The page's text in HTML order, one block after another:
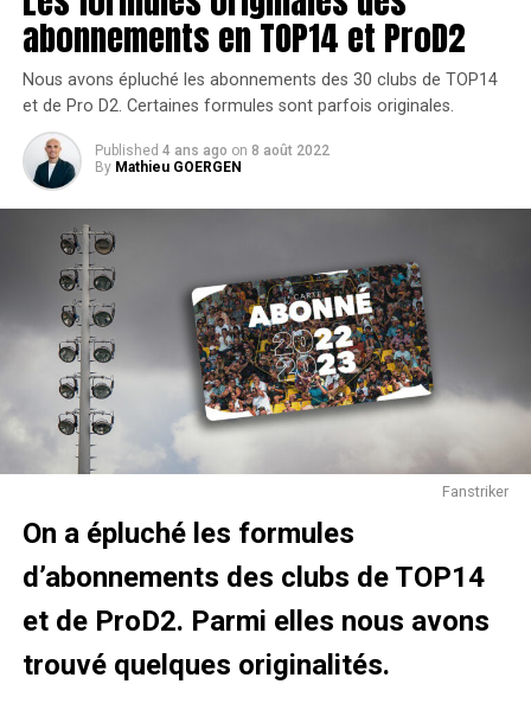
« On pense trop que c’est
inné d’être supporter, au
contraire ça doit
s’apprendre. »
Guy Charlot -Inspecteur/Directeur d’Académie
abonnements en TOP14 et ProD2
Nous avons épluché les abonnements des 30 clubs de TOP14
et de Pro D2. Certaines formules sont parfois originales.
Published 4 ans ago on 8 août 2022
By Mathieu GOERGEN
Fanstriker
On a épluché les formules
d’abonnements des clubs de TOP14
et de ProD2. Parmi elles nous avons
trouvé quelques originalités.